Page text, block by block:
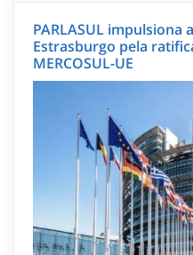
PARLASUL
Estrasburgo pela
MERCOSUL-UE